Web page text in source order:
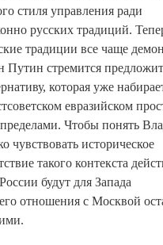
стиля управления ради
русских традиций.
традиции все чаще
Путин стремится
которая уже
евразийском
Чтобы понять
чувствовать историческое
такого контекста
будут для Запада
отношения с Москвой